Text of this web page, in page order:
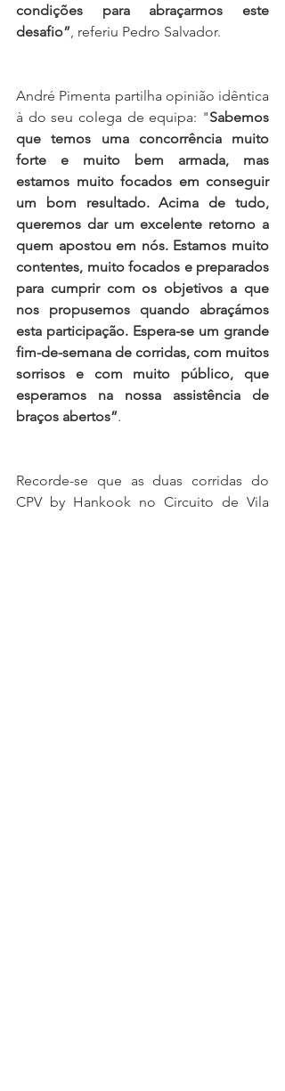
condições para abraçarmos este
desafio” , referiu Pedro Salvador.
André Pimenta partilha opinião idêntica
à do seu colega de equipa: "Sabemos
que temos uma concorrência muito
forte e muito bem armada, mas
estamos muito focados em conseguir
um bom resultado. Acima de tudo,
queremos dar um excelente retorno a
quem apostou em nós. Estamos muito
contentes, muito focados e preparados
para cumprir com os objetivos a que
nos propusemos quando abraçámos
esta participação. Espera-se um grande
fim-de-semana de corridas, com muitos
sorrisos e com muito público, que
esperamos na nossa assistência de
braços abertos”.
Recorde-se que as duas corridas do
CPV by Hankook no Circuito de Vila